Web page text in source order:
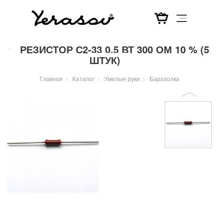
РЕЗИСТОР С2-33 0,5 ВТ 300 ОМ 10 % (5
ШТУК)
Главная Каталог Умелые руки Барахолка